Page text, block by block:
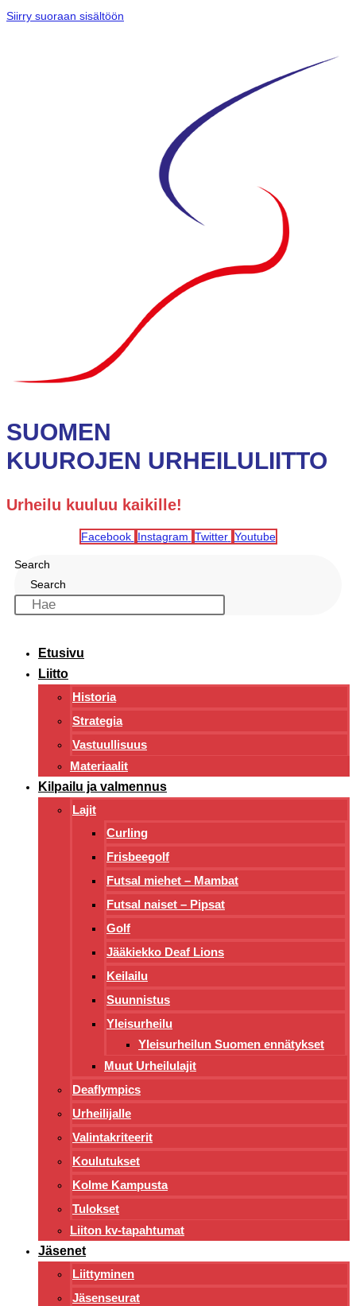
Siirry suoraan sisältöön
SUOMEN
KUUROJEN URHEILULIITTO
Urheilu kuuluu kaikille!
Facebook Instagram Twitter Youtube
Search
Search
Etusivu
Liitto
Historia
Strategia
Vastuullisuus
Materiaalit
Kilpailu ja valmennus
Lajit
Curling
Frisbeegolf
Futsal miehet – Mambat
Futsal naiset – Pipsat
Golf
Jääkiekko Deaf Lions
Keilailu
Suunnistus
Yleisurheilu
Yleisurheilun Suomen ennätykset
Muut Urheilulajit
Deaflympics
Urheilijalle
Valintakriteerit
Koulutukset
Kolme Kampusta
Tulokset
Liiton kv-tapahtumat
Jäsenet
Liittyminen
Jäsenseurat